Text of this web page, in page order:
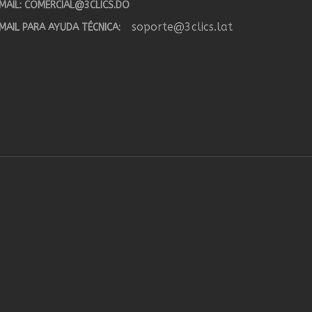
COMERCIAL@3CLICS.DO
PARA AYUDA TÉCNICA:
soporte@3clics.lat